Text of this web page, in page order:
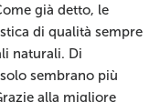
già detto, le
di qualità sempre
naturali. Di
sembrano più
alla migliore